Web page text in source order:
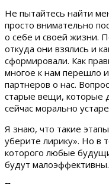
Не пытайтесь найти
просто внимательно
о себе и своей жизни.
откуда они взялись и
сформировали. Как
многое к нам перешло
партнеров о нас.
старые вещи, которые
сейчас морально
Я знаю, что такие
уберите лирику». Но в
которого любые
будут малоэффективны.